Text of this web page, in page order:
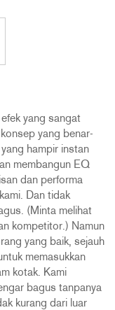
yang sangat
yang benar-
hampir instan
membangun EQ
dan performa
Dan tidak
(Minta melihat
kompetitor.) Namun
yang baik, sejauh
memasukkan
kotak. Kami
bagus tanpanya
kurang dari luar